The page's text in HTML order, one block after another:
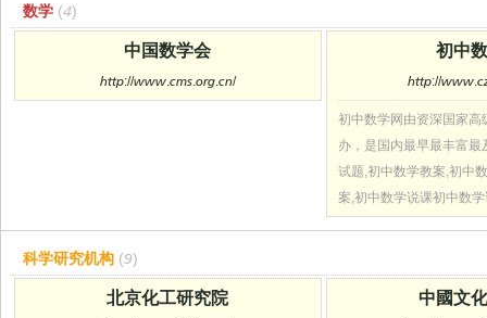
数学 (4)
中国数学会
http://www.cms.org.cn/
初中
http://
初中数学网由资深国家
办，是国内最早最丰富
试题,初中数学教案,初中
案,初中数学说课初中数
科学研究机构 (9)
北京化工研究院 中國文